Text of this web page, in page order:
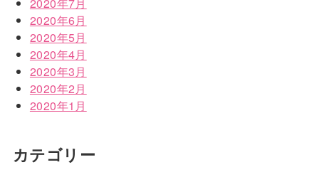
2020年6月
2020年5月
2020年4月
2020年3月
2020年2月
2020年1月
カテゴリー